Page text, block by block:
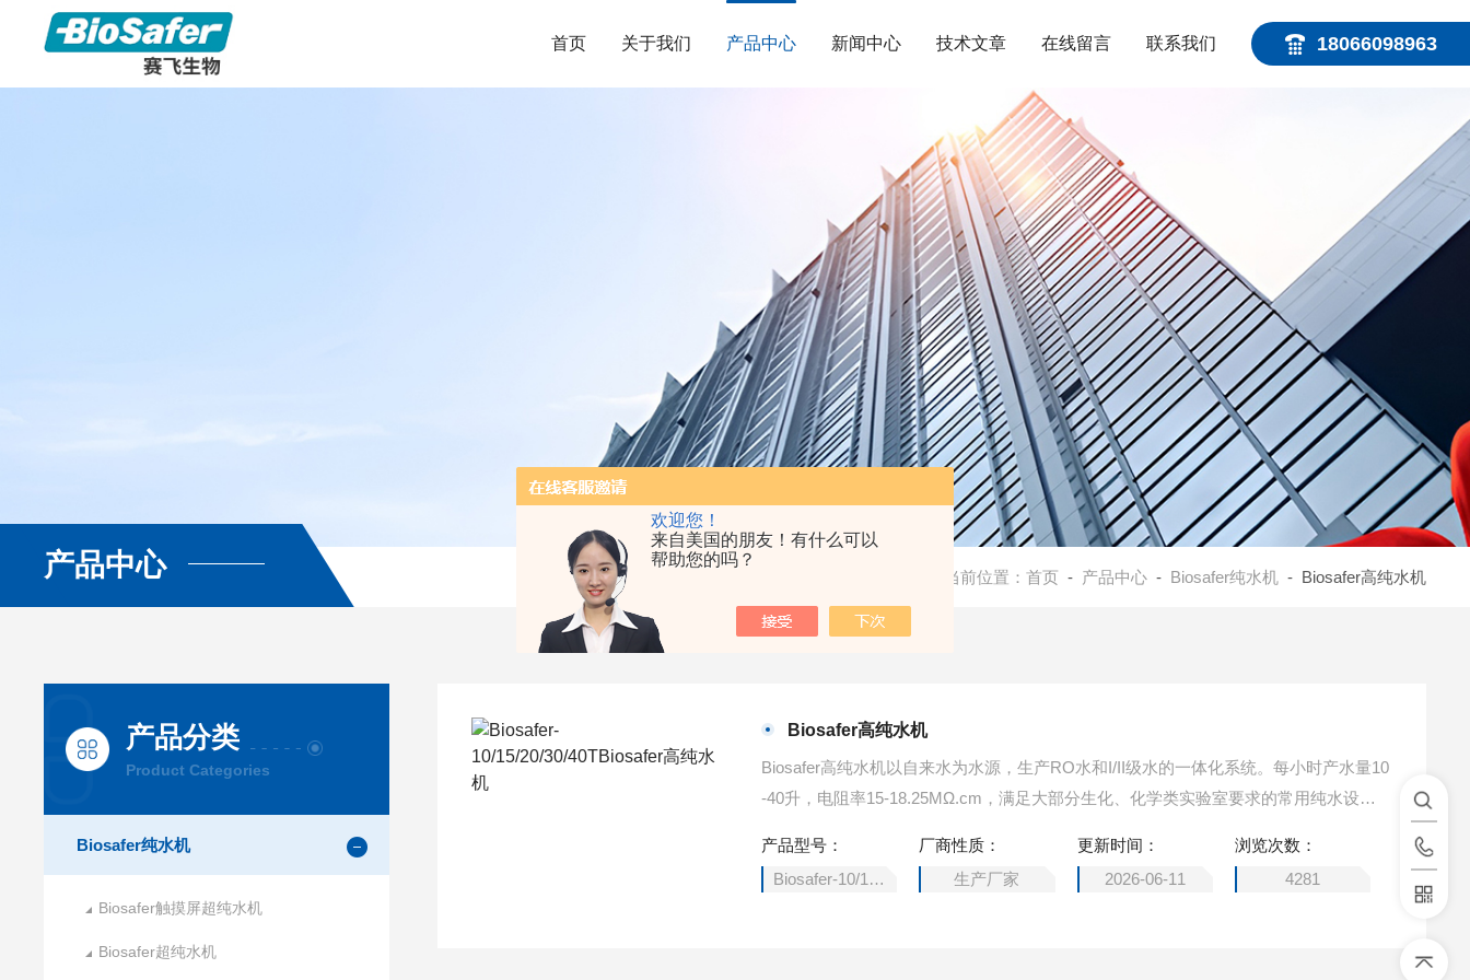
欢迎您！
来自美国的朋友！有什么可以
帮助您的吗？
18066098963
首页 关于我们 产品中心 新闻中心 技术文章 在线留言 联系我们
产品中心 当前位置： 首页 - 产品中心- Biosafer纯水机- Biosafer高纯水机
产品分类
Product Categories
Biosafer纯水机
Biosafer触摸屏超纯水机
Biosafer超纯水机
Biosafer高纯水机
Biosafer高纯水机以自来水为水源，生产RO水和I/II级水的一体化系统。每小时产水量10
-40升，电阻率15-18.25MΩ.cm，满足大部分生化、化学类实验室要求的常用纯水设
式，具有使用方便、能耗低、制水水质高等优点。
产品型号：
Biosafer-10/15/20/30/40T
厂商性质：
生产厂家
更新时间：
2026-06-11
浏览次数：
4281